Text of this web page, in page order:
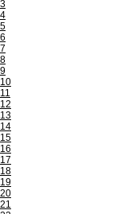
3
4
5
6
7
8
9
10
11
12
13
14
15
16
17
18
19
20
21